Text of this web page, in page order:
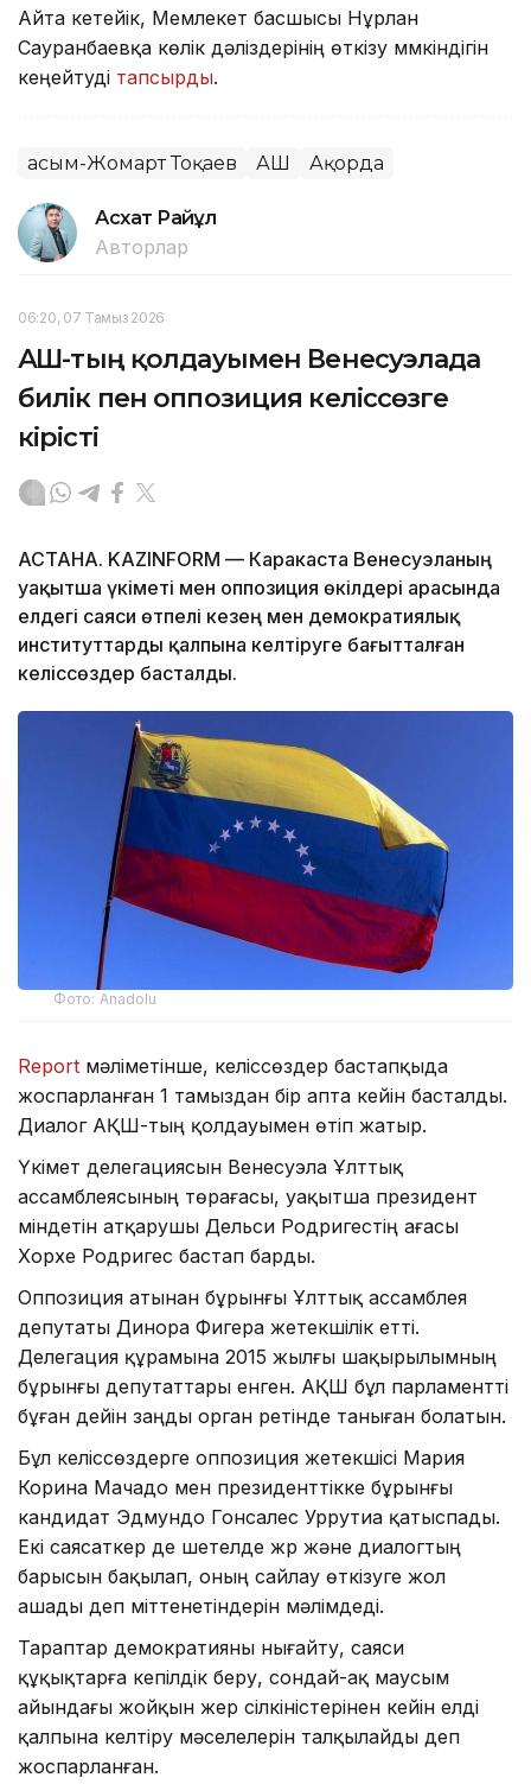
Айта кетейік, Мемлекет басшысы Нұрлан
Сауранбаевқа көлік дәліздерінің өткізу мүмкіндігін
кеңейтуді тапсырды.
Қасым-Жомарт Тоқаев АҚШ Ақорда
Асхат Райқұл
Авторлар
06:20, 07 Тамыз 2026
АҚШ-тың қолдауымен Венесуэлада
билік пен оппозиция келіссөзге
кірісті
АСТАНА. KAZINFORM — Каракаста Венесуэланың
уақытша үкіметі мен оппозиция өкілдері арасында
елдегі саяси өтпелі кезең мен демократиялық
институттарды қалпына келтіруге бағытталған
келіссөздер басталды.
Фото: Anadolu
Report мәліметінше, келіссөздер бастапқыда
жоспарланған 1 тамыздан бір апта кейін басталды.
Диалог АҚШ-тың қолдауымен өтіп жатыр.
Үкімет делегациясын Венесуэла Ұлттық
ассамблеясының төрағасы, уақытша президент
міндетін атқарушы Дельси Родригестің ағасы
Хорхе Родригес бастап барды.
Оппозиция атынан бұрынғы Ұлттық ассамблея
депутаты Динора Фигера жетекшілік етті.
Делегация құрамына 2015 жылғы шақырылымның
бұрынғы депутаттары енген. АҚШ бұл парламентті
бұған дейін заңды орган ретінде таныған болатын.
Бұл келіссөздерге оппозиция жетекшісі Мария
Корина Мачадо мен президенттікке бұрынғы
кандидат Эдмундо Гонсалес Уррутиа қатыспады.
Екі саясаткер де шетелде жүр және диалогтың
барысын бақылап, оның сайлау өткізуге жол
ашады деп үміттенетіндерін мәлімдеді.
Тараптар демократияны нығайту, саяси
құқықтарға кепілдік беру, сондай-ақ маусым
айындағы жойқын жер сілкіністерінен кейін елді
қалпына келтіру мәселелерін талқылайды деп
жоспарланған.